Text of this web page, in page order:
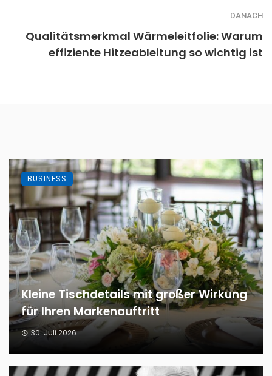
DANACH
Qualitätsmerkmal Wärmeleitfolie: Warum
effiziente Hitzeableitung so wichtig ist
Kleine Tischdetails mit großer Wirkung
für Ihren Markenauftritt
30. Juli 2026
BUSINESS